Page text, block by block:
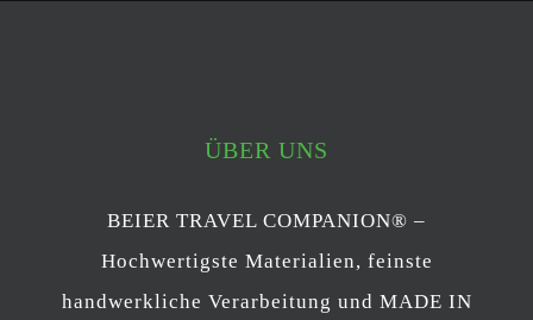
ÜBER UNS
BEIER TRAVEL COMPANION® –
Hochwertigste Materialien, feinste
handwerkliche Verarbeitung und MADE IN